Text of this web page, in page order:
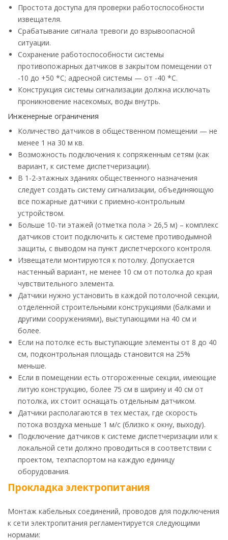
Простота доступа для проверки работоспособности
извещателя.
Срабатывание сигнала тревоги до взрывоопасной
ситуации.
Сохранение работоспособности системы
противопожарных датчиков в закрытом помещении от
-10 до +50 *С; адресной системы — от -40 *С.
Конструкция системы сигнализации должна исключать
проникновение насекомых, воды внутрь.
Инженерные ограничения
Количество датчиков в общественном помещении — не
менее 1 на 30 м кв.
Возможность подключения к сопряженным сетям (как
вариант, к системе диспетчеризации).
В 1-2-этажных зданиях общественного назначения
следует создать систему сигнализации, объединяющую
все пожарные датчики с приемно-контрольным
устройством.
Больше 10-ти этажей (отметка пола > 26,5 м) – комплекс
датчиков стоит подключить к системе противодымной
защиты, с выводом на пункт диспетчерского контроля.
Извещатели монтируются к потолку. Допускается
настенный вариант, не менее 10 см от потолка до края
чувствительного элемента.
Датчики нужно установить в каждой потолочной секции,
отделенной строительными конструкциями (балками и
другими сооружениями), выступающими на 40 см и
более.
Если на потолке есть выступающие элементы от 8 до 40
см, подконтрольная площадь становится на 25%
меньше.
Если в помещении есть отгороженные секции, имеющие
литую конструкцию, более 75 см в ширину и 40 см от
потолка, их стоит оснащать отдельным датчиком.
Датчики располагаются в тех местах, где скорость
потока воздуха меньше 1 м/с (близко к окну, выходу).
Подключение датчиков к системе диспетчеризации или к
локальной сети должно проводиться в соответствии с
проектом, техпаспортом на каждую единицу
оборудования.
Прокладка электропитания
Монтаж кабельных соединений, проводов для подключения
к сети электропитания регламентируется следующими
нормами: